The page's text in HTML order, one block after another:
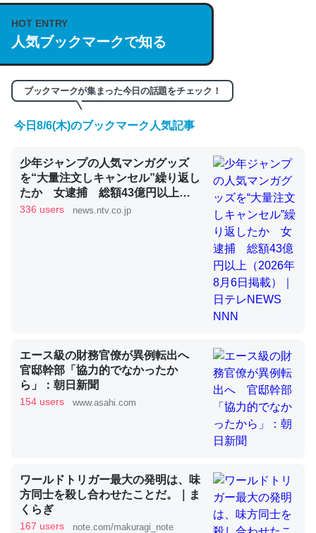
https://isobe324649.hatenablog.com/entry/2023/03/27
/064121
─GPTの仕組みと限界についての考察（１） - conceptualization
これは良記事。32768トークンだと英語小説100ページ分
ど、短期記憶というには多い分量。進化すればするほど分
かりやすく強くなりそう
─GPTの仕組みと限界についての考察（１） - conceptualization
昆虫ってカルシウム少ないのか。知らんかった。調べたら
コオロギのカルシウム分はエビの600分の1程度。
論文では「淡水はカルシウムも酸素も不足してて両方に不
ずキチンを強化してる筈だが、酵素が違うのか？
─ニュース :: 【研究発表】昆虫学の大問題＝「昆虫はなぜ海にいな
いのか」に関する新仮説
HOT ENTRY
人気ブックマークで知る
ブックマークが集まった今日の話題をチェック！
今日8/6(木)のブックマーク人気記事
少年ジャンプの人気マンガグッズ
を“大量注文しキャンセル”繰り返し
たか 女逮捕 総額43億円以上
（2026年8月6日掲載）｜日テレ
336 users news.ntv.co.jp
エース級の財務官僚が異例転出へ
官邸幹部「協力的でなかったか
ら」：朝日新聞
154 users www.asahi.com
ワールドトリガー最大の発明は、味
方同士を殺し合わせたことだ。｜ま
くらぎ
167 users note.com/makuragi_note